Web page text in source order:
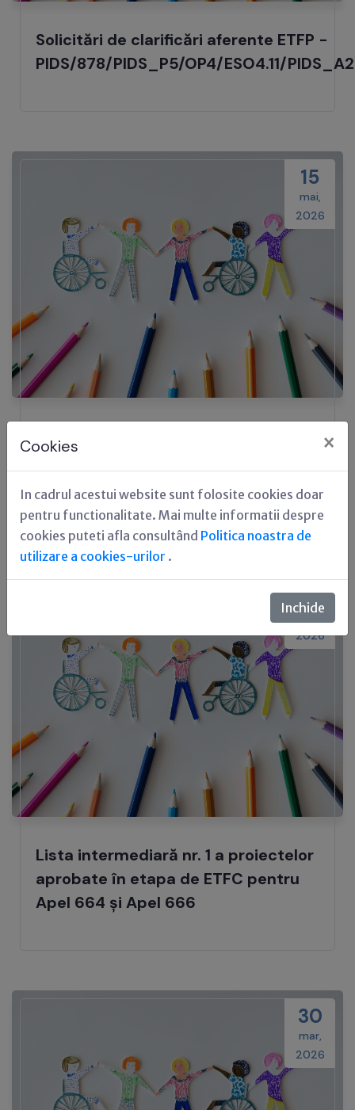
Cookies ×
In cadrul acestui website sunt folosite cookies doar
pentru functionalitate. Mai multe informatii despre
cookies puteti afla consultând Politica noastra de
utilizare a cookies-urilor .
Inchide
Solicitări de clarificări aferente ETFP -
PIDS/878/PIDS_P5/OP4/ESO4.11/
15
mai,
2026
Lista intermediară nr. 1 a proiectelor
23
apr,
2026
Lista intermediară nr. 1 a proiectelor
aprobate în etapa de ETFC pentru
Apel 664 și Apel 666
30
mar,
2026